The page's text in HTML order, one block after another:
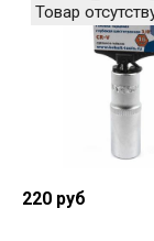
Товар
220 руб